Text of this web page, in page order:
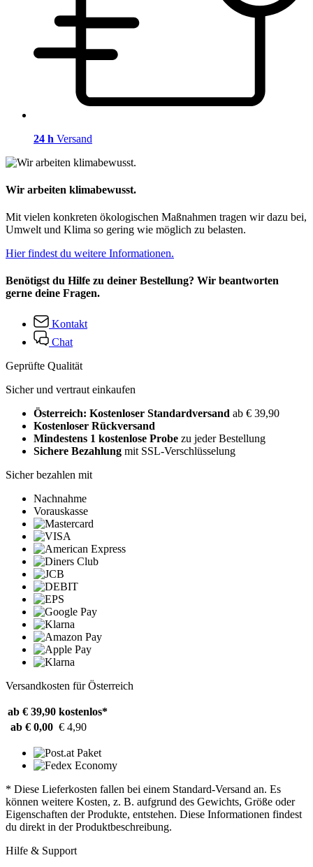
24 h Versand
Wir arbeiten klimabewusst.
Mit vielen konkreten ökologischen Maßnahmen tragen wir dazu bei,
Umwelt und Klima so gering wie möglich zu belasten.
Hier findest du weitere Informationen.
Benötigst du Hilfe zu deiner Bestellung? Wir beantworten
gerne deine Fragen.
Kontakt
Chat
Geprüfte Qualität
Sicher und vertraut einkaufen
Österreich: Kostenloser Standardversand ab € 39,90
Kostenloser Rückversand
Mindestens 1 kostenlose Probe zu jeder Bestellung
Sichere Bezahlung mit SSL-Verschlüsselung
Sicher bezahlen mit
Nachnahme
Vorauskasse
Versandkosten für Österreich
ab € 39,90 kostenlos*
ab € 0,00 € 4,90
* Diese Lieferkosten fallen bei einem Standard-Versand an. Es
können weitere Kosten, z. B. aufgrund des Gewichts, Größe oder
Eigenschaften der Produkte, entstehen. Diese Informationen findest
du direkt in der Produktbeschreibung.
Hilfe & Support